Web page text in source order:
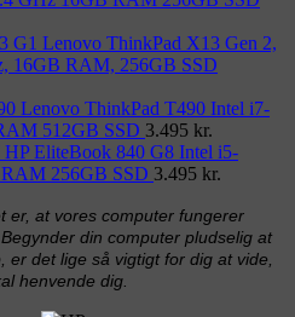
Lenovo ThinkPad X13 Gen 2,
16GB RAM, 256GB SSD
Lenovo ThinkPad T490 Intel i7-
512GB SSD 3.495 kr.
HP EliteBook 840 G8 Intel i5-
256GB SSD 3.495 kr.
er, at vores computer fungerer
din computer pludselig at
det lige så vigtigt for dig at vide,
henvende dig.